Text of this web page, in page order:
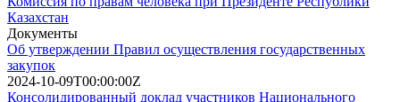
Казахстан
Документы
Об утверждении Правил осуществления государственных
закупок
2024-10-09T00:00:00Z
Консолидированный доклад участников Национального